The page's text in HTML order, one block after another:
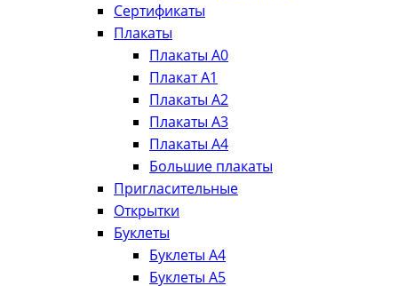
Сертификаты
Плакаты
Плакаты А0
Плакат А1
Плакаты А2
Плакаты А3
Плакаты А4
Большие плакаты
Пригласительные
Открытки
Буклеты
Буклеты А4
Буклеты А5